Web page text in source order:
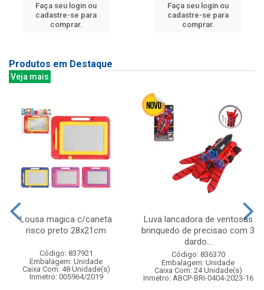
Faça seu login ou
cadastre-se para
comprar.
Faça seu login ou
cadastre-se para
comprar.
Produtos em Destaque
Veja mais
Lousa magica c/caneta
risco preto 28x21cm
Código: 837921
Embalagem: Unidade
Caixa Com: 48 Unidade(s)
Inmetro: 005964/2019
Luva lancadora de ventosas
brinquedo de precisao com 3
dardo...
Código: 836370
Embalagem: Unidade
Caixa Com: 24 Unidade(s)
Inmetro: ABCP-BRI-0404-2023-16